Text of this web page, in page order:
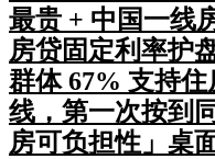
最贵 + 中国一线
房贷固定利率护
群体 67% 支持
线，第一次按到
房可负担性」桌